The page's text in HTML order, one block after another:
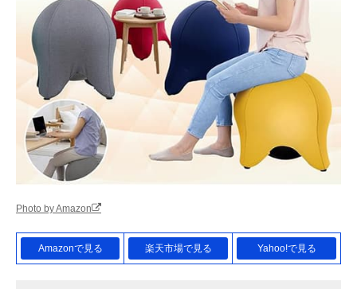
Photo by Amazon
Amazonで見る 楽天市場で見る Yahoo!で見る